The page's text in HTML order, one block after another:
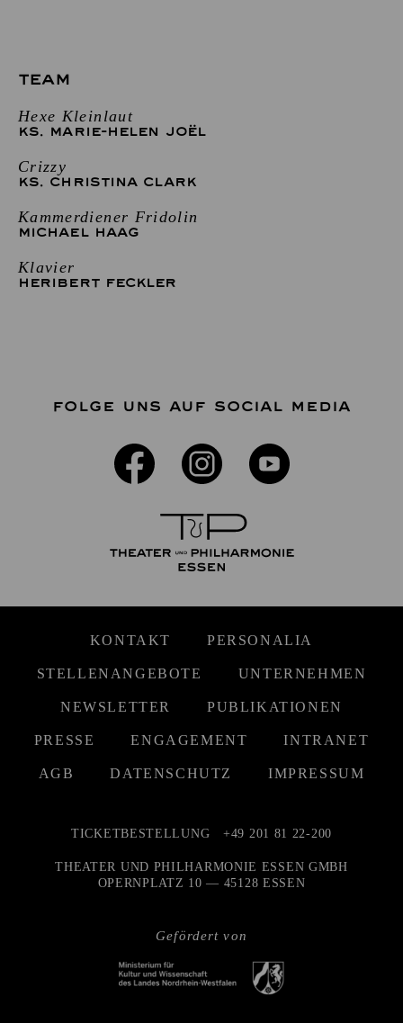
TEAM
Hexe Kleinlaut
KS. MARIE-HELEN JOËL
Crizzy
KS. CHRISTINA CLARK
Kammerdiener Fridolin
MICHAEL HAAG
Klavier
HERIBERT FECKLER
FOLGE UNS AUF SOCIAL MEDIA
KONTAKT PERSONALIA
STELLENANGEBOTE UNTERNEHMEN
NEWSLETTER PUBLIKATIONEN
PRESSE ENGAGEMENT INTRANET
AGB DATENSCHUTZ IMPRESSUM
Gefördert von
TICKETBESTELLUNG +49 201 81 22-200
THEATER UND PHILHARMONIE ESSEN GMBH
OPERNPLATZ 10 — 45128 ESSEN